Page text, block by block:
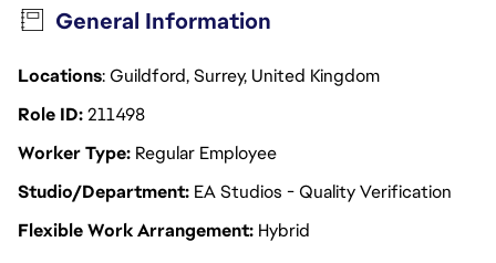
General Information
Locations: Guildford, Surrey, United Kingdom
Role ID211498
Worker Type Regular Employee
Studio/Department EA Studios - Quality Verification
Flexible Work Arrangement Hybrid